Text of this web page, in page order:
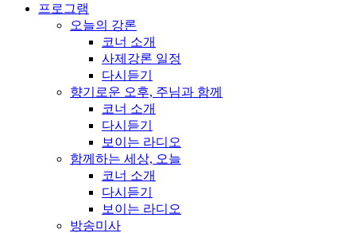
프로그램
오늘의 강론
코너 소개
사제강론 일정
다시듣기
향기로운 오후, 주님과 함께
코너 소개
다시듣기
보이는 라디오
함께하는 세상, 오늘
코너 소개
다시듣기
보이는 라디오
방송미사